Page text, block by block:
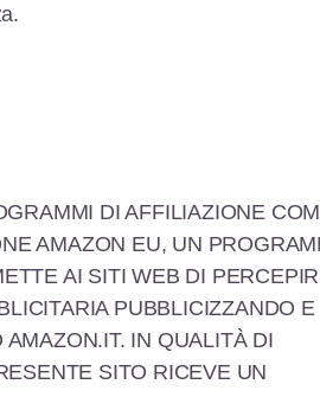
DI AFFILIAZIONE
AMAZON EU, UN
AI SITI WEB DI
PUBBLICIZZANDO E
IN QUALITÀ DI
SITO RICEVE UN